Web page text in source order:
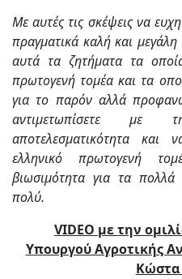
Με αυτές τις σκέψεις να
πραγματικά καλή και
αυτά τα ζητήματα τα
πρωτογενή τομέα και τα
για το παρόν αλλά
αντιμετωπίσετε με
αποτελεσματικότητα και
ελληνικό πρωτογενή
βιωσιμότητα για τα
πολύ.
VIDEO με την
Υπουργού Αγροτικής
Κώστα